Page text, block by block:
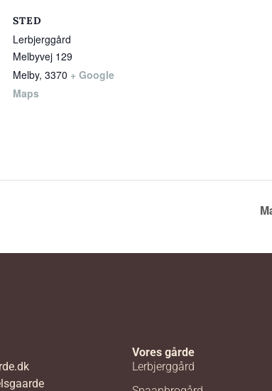
STED
Lerbjerggård
Melbyvej 129
Melby, 3370 + Google
Maps
Vores gårde
Lerbjerggård